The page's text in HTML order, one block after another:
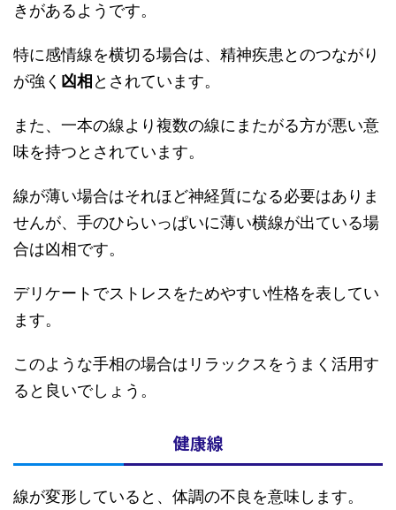
きがあるようです。
特に感情線を横切る場合は、精神疾患とのつながり
が強く 凶相 とされています。
また、一本の線より複数の線にまたがる方が悪い意
味を持つとされています。
線が薄い場合はそれほど神経質になる必要はありま
せんが、手のひらいっぱいに薄い横線が出ている場
合は凶相です。
デリケートでストレスをためやすい性格を表してい
ます。
このような手相の場合はリラックスをうまく活用す
ると良いでしょう。
健康線
線が変形していると、体調の不良を意味します。